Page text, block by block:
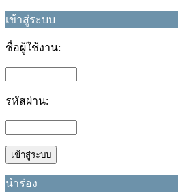
เข้าสู่ระบบ
ชื่อผู้ใช้งาน:
รหัสผ่าน:
นำร่อง